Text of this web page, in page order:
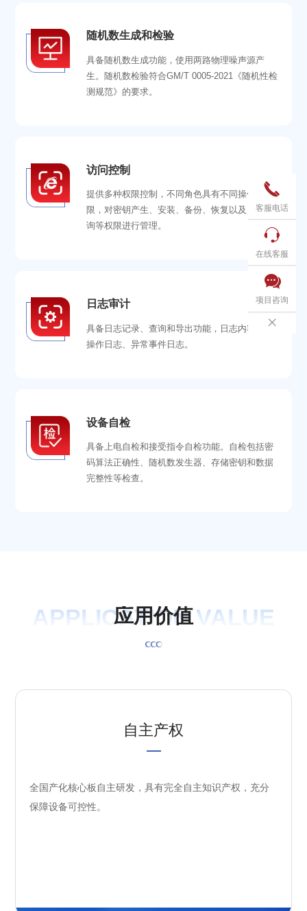
随机数生成和检验
具备随机数生成功能，使用两路物理噪声源产
生。随机数检验符合GM/T 0005-2021《随机性检
测规范》的要求。
访问控制
提供多种权限控制，不同角色具有不同操作权
限，对密钥产生、安装、备份、恢复以及日志查
询等权限进行管理。
日志审计
具备日志记录、查询和导出功能，日志内容包含
操作日志、异常事件日志。
设备自检
具备上电自检和接受指令自检功能。自检包括密
码算法正确性、随机数发生器、存储密钥和数据
完整性等检查。
APPLICATION VALUE
应用价值
自主产权
全国产化核心板自主研发，具有完全自主知识产权，充分
保障设备可控性。

客服电话

在线客服

项目咨询
